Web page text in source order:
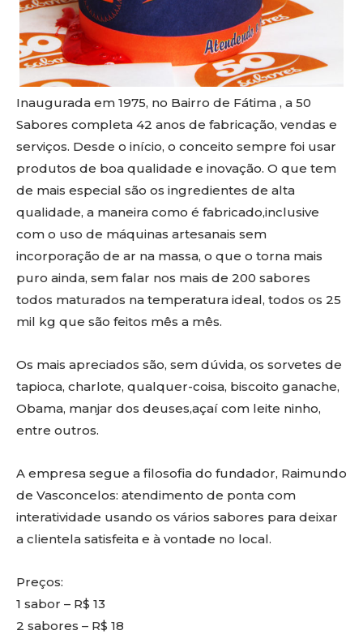
Inaugurada em 1975, no Bairro de Fátima , a 50
Sabores completa 42 anos de fabricação, vendas e
serviços. Desde o início, o conceito sempre foi usar
produtos de boa qualidade e inovação. O que tem
de mais especial são os ingredientes de alta
qualidade, a maneira como é fabricado,inclusive
com o uso de máquinas artesanais sem
incorporação de ar na massa, o que o torna mais
puro ainda, sem falar nos mais de 200 sabores
todos maturados na temperatura ideal, todos os 25
mil kg que são feitos mês a mês.
Os mais apreciados são, sem dúvida, os sorvetes de
tapioca, charlote, qualquer-coisa, biscoito ganache,
Obama, manjar dos deuses,açaí com leite ninho,
entre outros.
A empresa segue a filosofia do fundador, Raimundo
de Vasconcelos: atendimento de ponta com
interatividade usando os vários sabores para deixar
a clientela satisfeita e à vontade no local.
Preços:
1 sabor – R$ 13
2 sabores – R$ 18